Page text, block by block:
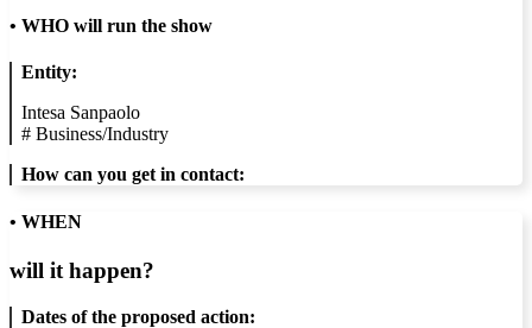
• WHO will run the show
Entity:
Intesa Sanpaolo
# Business/Industry
How can you get in contact:
• WHEN
will it happen?
Dates of the proposed action: